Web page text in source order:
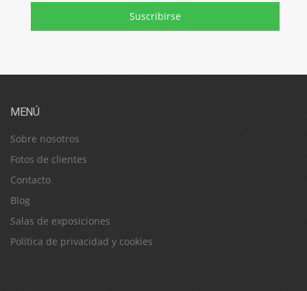
Suscribirse
MENÚ
Sobre nosotros
Fotos de clientes
Contacto
Blog
Salas de exposiciones
Política de privacidad y cookies